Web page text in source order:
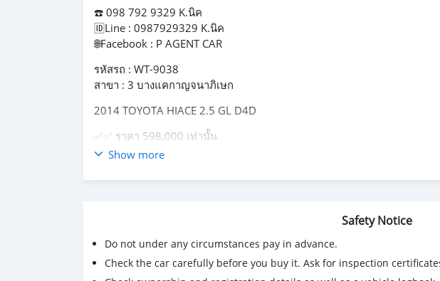
☎️ 098 792 9329 K.นิค
🆔Line : 0987929329 K.นิค
🌐Facebook : P AGENT CAR
รหัสรถ : WT-9038
สาขา : 3 บางแคกาญจนาภิเษก
2014 TOYOTA HIACE 2.5 GL D4D
✅✅ ราคา 598,000 เท่านั้น
⭕️⭕️ ผ่อน 11,xxx / 72 งวด
- โฉม ปี05-ปัจจุบัน
- เลขไมล์ 24x,xxx km
- กระจกไฟฟ้า แอร์เย็น ภายในสวยสะอาด
Show more
Safety Notice
Do not under any circumstances pay in advance.
Check the car carefully before you buy it. Ask for inspection